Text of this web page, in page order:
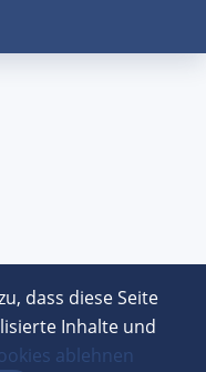
dass diese Seite
Inhalte und
ablehnen